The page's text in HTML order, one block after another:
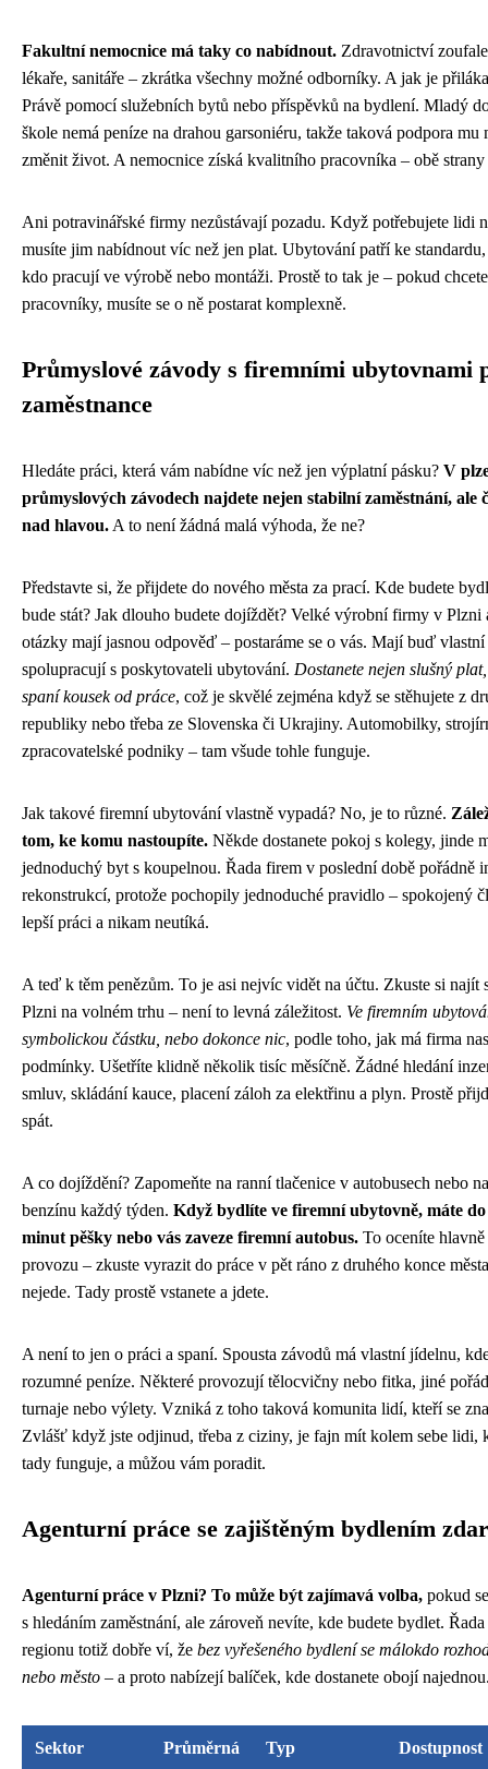
Fakultní nemocnice má taky co nabídnout. Zdravotnictví
lékaře, sanitáře – zkrátka všechny možné odborníky. A jak je
Právě pomocí služebních bytů nebo příspěvků na bydlení. Mladý
škole nemá peníze na drahou garsoniéru, takže taková podpora mu
změnit život. A nemocnice získá kvalitního pracovníka – obě strany
Ani potravinářské firmy nezůstávají pozadu. Když potřebujete lidi
musíte jim nabídnout víc než jen plat. Ubytování patří ke
kdo pracují ve výrobě nebo montáži. Prostě to tak je – pokud
pracovníky, musíte se o ně postarat komplexně.
Průmyslové závody s firemními ubytovnami
zaměstnance
Hledáte práci, která vám nabídne víc než jen výplatní pásku? V
průmyslových závodech najdete nejen stabilní zaměstnání, ale
nad hlavou.A to není žádná malá výhoda, že ne?
Představte si, že přijdete do nového města za prací. Kde budete
bude stát? Jak dlouho budete dojíždět? Velké výrobní firmy v Plzni
otázky mají jasnou odpověď – postaráme se o vás. Mají buď
spolupracují s poskytovateli ubytování. Dostanete nejen slušný
spaní kousek od práce, což je skvělé zejména když se stěhujete z
republiky nebo třeba ze Slovenska či Ukrajiny. Automobilky,
zpracovatelské podniky – tam všude tohle funguje.
Jak takové firemní ubytování vlastně vypadá? No, je to různé.
tom, ke komu nastoupíte. Někde dostanete pokoj s kolegy, jinde
jednoduchý byt s koupelnou. Řada firem v poslední době pořádně
rekonstrukcí, protože pochopily jednoduché pravidlo – spokojený
lepší práci a nikam neutíká.
A teď k těm penězům. To je asi nejvíc vidět na účtu. Zkuste si najít
Plzni na volném trhu – není to levná záležitost. Ve firemním
symbolickou částku, nebo dokonce nic, podle toho, jak má firma
podmínky. Ušetříte klidně několik tisíc měsíčně. Žádné hledání
smluv, skládání kauce, placení záloh za elektřinu a plyn. Prostě
spát.
A co dojíždění? Zapomeňte na ranní tlačenice v autobusech nebo
benzínu každý týden. Když bydlíte ve firemní ubytovně, máte
minut pěšky nebo vás zaveze firemní autobus. To oceníte
provozu – zkuste vyrazit do práce v pět ráno z druhého konce
nejede. Tady prostě vstanete a jdete.
A není to jen o práci a spaní. Spousta závodů má vlastní jídelnu,
rozumné peníze. Některé provozují tělocvičny nebo fitka, jiné
turnaje nebo výlety. Vzniká z toho taková komunita lidí, kteří se
Zvlášť když jste odjinud, třeba z ciziny, je fajn mít kolem sebe lidi,
tady funguje, a můžou vám poradit.
Agenturní práce se zajištěným bydlením
Agenturní práce v Plzni? To může být zajímavá volba, pokud
s hledáním zaměstnání, ale zároveň nevíte, kde budete bydlet.
regionu totiž dobře ví, že bez vyřešeného bydlení se málokdo
nebo město – a proto nabízejí balíček, kde dostanete obojí
Sektor
Průměrná
Typ
Dostupnost